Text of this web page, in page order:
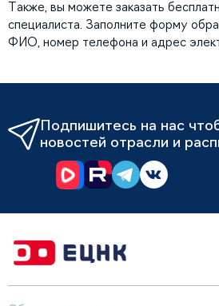
Также, вы можете заказать
специалиста. Заполните форму
ФИО, номер телефона и адрес
Подпишитесь на нас
новостей отрасли и